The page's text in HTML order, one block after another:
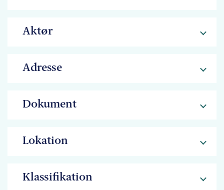
Aktør
Adresse
Dokument
Lokation
Klassifikation